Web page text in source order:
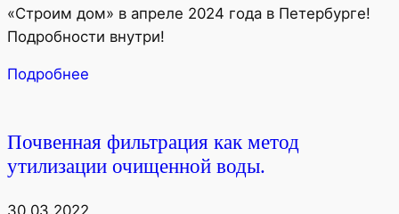
«Строим дом» в апреле 2024 года в Петербурге!
Подробности внутри!
Подробнее
Почвенная фильтрация как метод
утилизации очищенной воды.
30.03.2022